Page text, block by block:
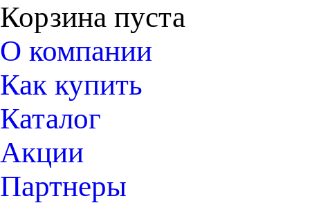
Корзина пуста
О компании
Как купить
Каталог
Акции
Партнеры